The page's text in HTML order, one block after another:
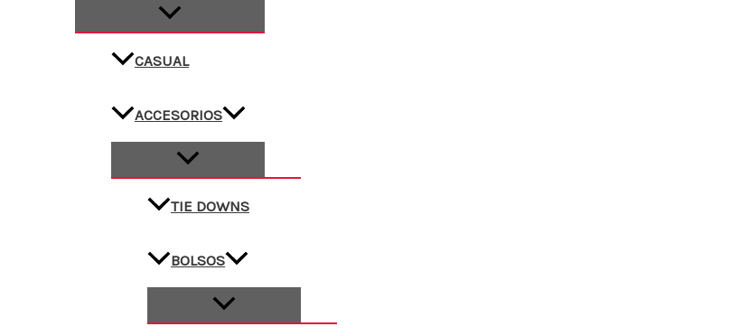
CASUAL
ACCESORIOS
TIE DOWNS
BOLSOS